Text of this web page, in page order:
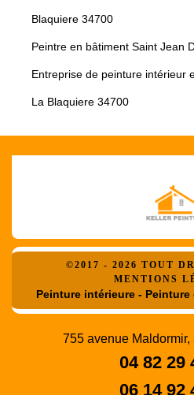
Blaquiere 34700
Peintre en bâtiment Saint Jean
Entreprise de peinture intérieur
La Blaquiere 34700
©2017 - 2026 TOUT
MENTIONS
Peinture intérieure -
755 avenue
04 82 29
06 14 92